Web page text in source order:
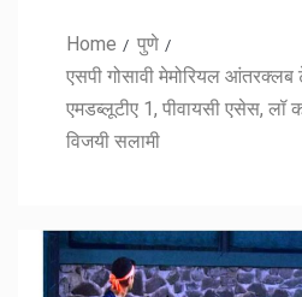
Home
पुणे
एसपी गोसावी मेमोरियल
एमडब्लूटीए 1, पीवायसी एसेस, लॉ
विजयी सलामी